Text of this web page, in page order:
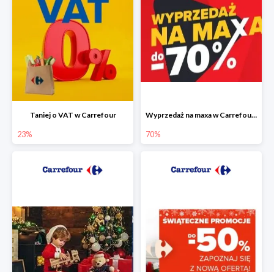
Taniej o VAT w Carrefour
23%
Wyprzedaż na maxa w Carrefour do -70%
70%